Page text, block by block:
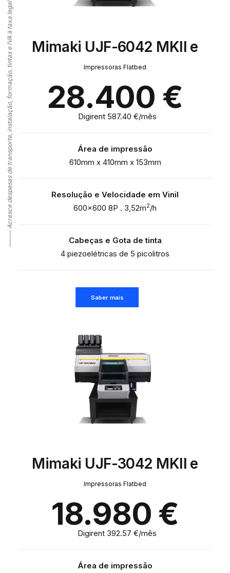
⸻ Acresce despesas de transporte, instalação, formação, tintas e IVA à taxa legal em vigor Mimaki UJF-6042 MKII e
Impressoras Flatbed
28.400 €
Digirent 587.40 €/mês
Área de impressão
610mm x 410mm x 153mm
Resolução e Velocidade em Vinil
600×600 8P . 3,52m2/h
Cabeças e Gota de tinta
4 piezoelétricas de 5 picolitros
Saber mais
Mimaki UJF-3042 MKII e
Impressoras Flatbed
18.980 €
Digirent 392.57 €/mês
Área de impressão